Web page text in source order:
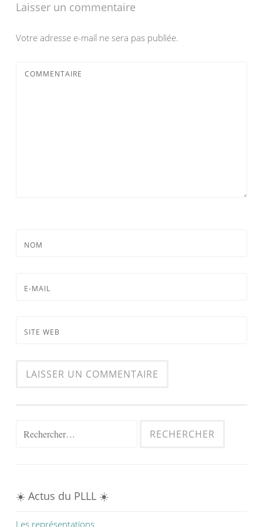
Laisser un commentaire
Votre adresse e-mail ne sera pas publiée.
COMMENTAIRE
NOM
E-MAIL
SITE WEB
Rechercher :
☀️ Actus du PLLL ☀️
Les représentations